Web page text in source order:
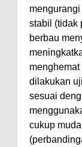
stabil (tidak
berbau
dilakukan
sesuai
cukup